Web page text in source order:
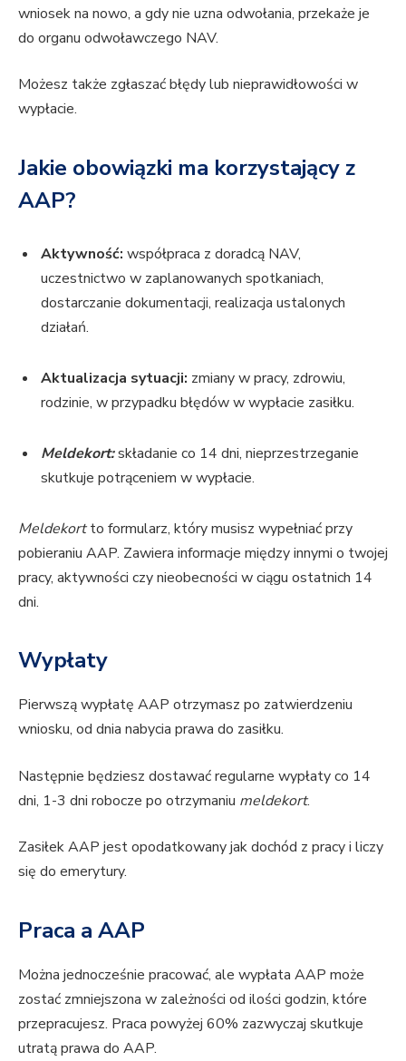
wniosek na nowo, a gdy nie uzna odwołania, przekaże je
do organu odwoławczego NAV.
Możesz także zgłaszać błędy lub nieprawidłowości w
wypłacie.
Jakie obowiązki ma korzystający z
AAP?
Aktywność: współpraca z doradcą NAV,
uczestnictwo w zaplanowanych spotkaniach,
dostarczanie dokumentacji, realizacja ustalonych
działań.
Aktualizacja sytuacji: zmiany w pracy, zdrowiu,
rodzinie, w przypadku błędów w wypłacie zasiłku.
Meldekort:składanie co 14 dni, nieprzestrzeganie
skutkuje potrąceniem w wypłacie.
Meldekortto formularz, który musisz wypełniać przy
pobieraniu AAP. Zawiera informacje między innymi o twojej
pracy, aktywności czy nieobecności w ciągu ostatnich 14
dni.
Wypłaty
Pierwszą wypłatę AAP otrzymasz po zatwierdzeniu
wniosku, od dnia nabycia prawa do zasiłku.
Następnie będziesz dostawać regularne wypłaty co 14
dni, 1-3 dni robocze po otrzymaniu meldekort.
Zasiłek AAP jest opodatkowany jak dochód z pracy i liczy
się do emerytury.
Praca a AAP
Można jednocześnie pracować, ale wypłata AAP może
zostać zmniejszona w zależności od ilości godzin, które
przepracujesz. Praca powyżej 60% zazwyczaj skutkuje
utratą prawa do AAP.